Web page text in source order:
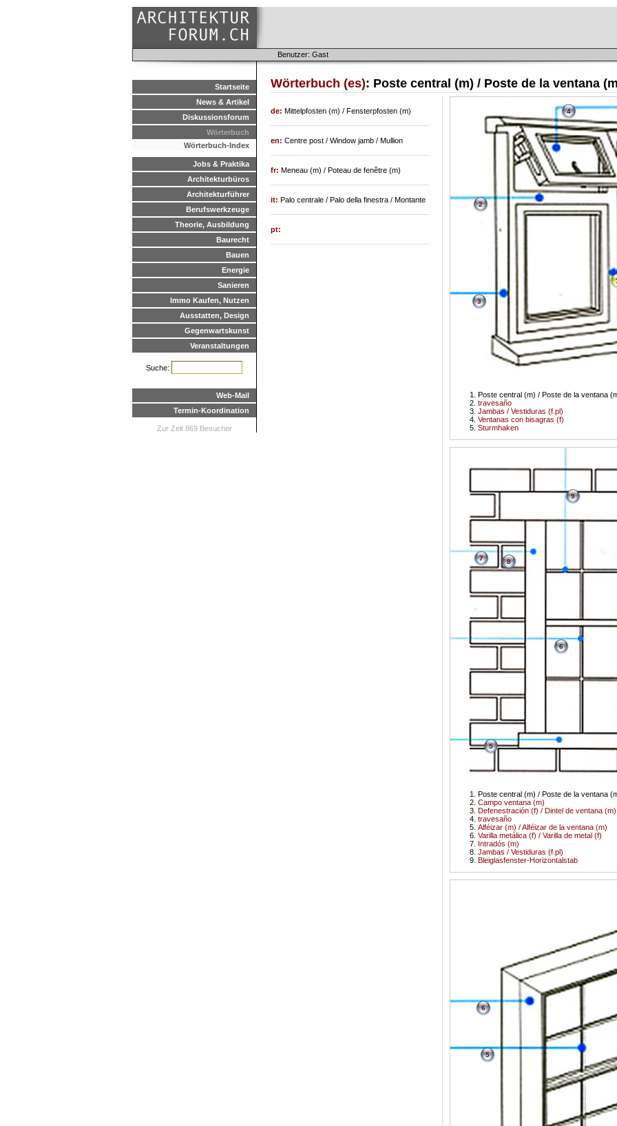
Benutzer: Gast
Startseite
News & Artikel
Diskussionsforum
Wörterbuch
Wörterbuch-Index
Jobs & Praktika
Architekturbüros
Architekturführer
Berufswerkzeuge
Theorie, Ausbildung
Baurecht
Bauen
Energie
Sanieren
Immo Kaufen, Nutzen
Ausstatten, Design
Gegenwartskunst
Veranstaltungen
Suche:
Web-Mail
Termin-Koordination
Zur Zeit 869 Besucher
Wörterbuch (es): Poste central (m) / Poste de la ventana
Poste central (m) / Poste de la ventana
travesaño
2
Jambas / Vestiduras (f.pl)
3
Ventanas con bisagras (f)
4
Sturmhaken
Poste central (m) / Poste de la ventana
Campo ventana (m)
Defenestración (f) / Dintel de ventana (m)
travesaño
Alféizar (m) / Alféizar de la ventana (m)
5
Varilla metálica (f) / Varilla de metal (f)
6
Intradós (m)
7
Jambas / Vestiduras (f.pl)
8
Bleiglasfenster-Horizontalstab
9
5
6
de: Mittelpfosten (m) / Fensterpfosten (m)
en: Centre post / Window jamb / Mullion
fr: Meneau (m) / Poteau de fenêtre (m)
it: Palo centrale / Palo della finestra / Montante
pt: